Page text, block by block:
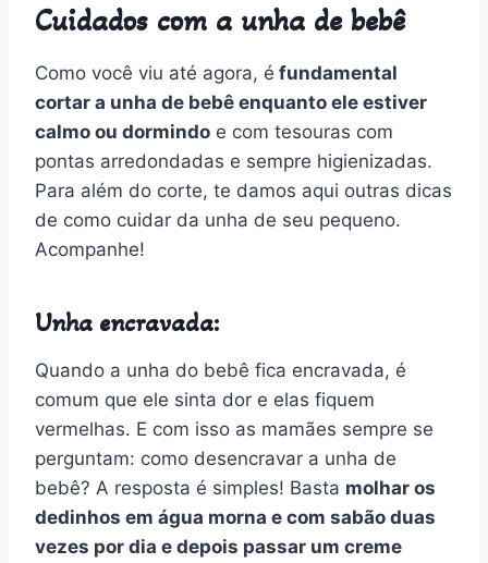
Cuidados com a unha de bebê
Como você viu até agora, é fundamental
cortar a unha de bebê enquanto ele estiver
calmo ou dormindo e com tesouras com
pontas arredondadas e sempre higienizadas.
Para além do corte, te damos aqui outras dicas
de como cuidar da unha de seu pequeno.
Acompanhe!
Unha encravada:
Quando a unha do bebê fica encravada, é
comum que ele sinta dor e elas fiquem
vermelhas. E com isso as mamães sempre se
perguntam: como desencravar a unha de
bebê? A resposta é simples! Basta molhar os
dedinhos em água morna e com sabão duas
vezes por dia e depois passar um creme